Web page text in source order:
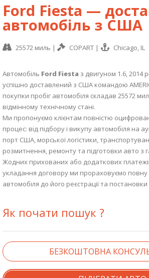
Ford Fiesta —
автомобіль з США
25572 миль | COPART | Chicago, IL
Автомобіль Ford Fiesta з двигуном 1.6, 2014
успішно доставлений з США командою
покупки пробіг автомобіля складав 25572
відмінному технічному стані.
Ми пропонуємо клієнтам повністю
процес: від підбору і викупу автомобіля на
порт США, морської логістики,
розмитнення, ремонту та підготовки авто з
Жодних прихованих або додаткових
укладання договору ми прораховуємо повну
автомобіля до його реєстрації та постановки
Як почати пошук ?
БЕЗКОШТОВНА